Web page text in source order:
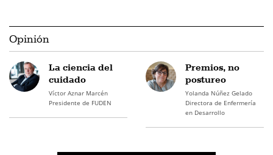
Opinión
La ciencia del
cuidado
Víctor Aznar Marcén
Presidente de FUDEN
Premios, no
postureo
Yolanda Núñez Gelado
Directora de Enfermería
en Desarrollo